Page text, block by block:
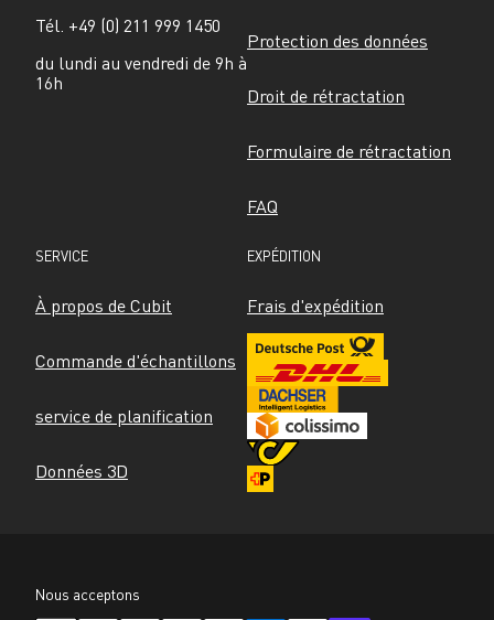
Tél. +49 (0) 211 999 1450
du lundi au vendredi de 9h à
16h
Protection des données
Droit de rétractation
Formulaire de rétractation
FAQ
SERVICE
À propos de Cubit
Commande d'échantillons
service de planification
Données 3D
EXPÉDITION
Frais d'expédition
Nous acceptons